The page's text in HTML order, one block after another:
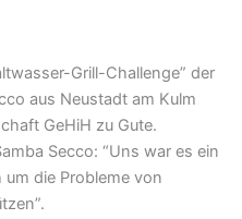
Grill-Challenge” der
aus Neustadt am Kulm
GeHiH zu Gute.
Secco: “Uns war es ein
die Probleme von